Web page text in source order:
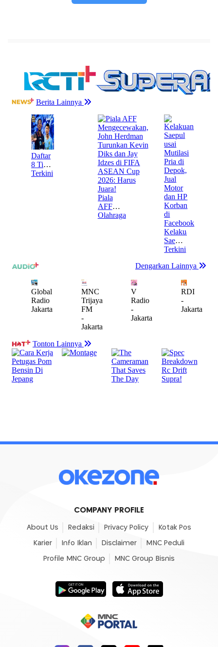
COMPANY PROFILE
About Us Redaksi Privacy Policy Kotak Pos
Karier Info Iklan Disclaimer MNC Peduli
Profile MNC Group MNC Group Bisnis